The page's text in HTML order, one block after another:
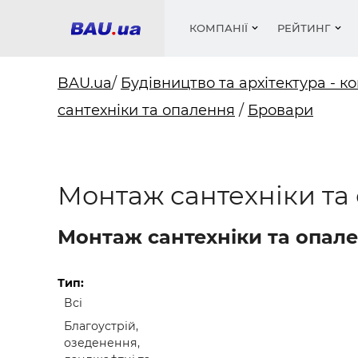
КОМПАНІЇ
Фарби,
РЕЙТИНГ
BAU.ua/ Будівництво та архітектура -
сантехніки та опалення / Бровари
Монтаж сантехніки
Монтаж сантехніки та
Тип:
Всі
Благоустрій,
озеденення,